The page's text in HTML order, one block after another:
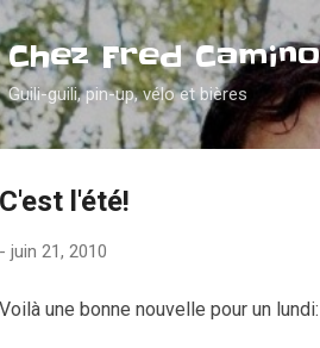
Chez Fred Camino
Guili-guili, pin-up, vélo et bières
C'est l'été!
- juin 21, 2010
Voilà une bonne nouvelle pour un